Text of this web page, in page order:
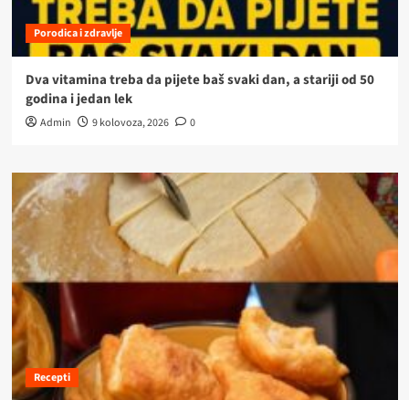
Porodica i zdravlje
Dva vitamina treba da pijete baš svaki dan, a stariji od 50
godina i jedan lek
Admin 9 kolovoza, 2026 0
Recepti